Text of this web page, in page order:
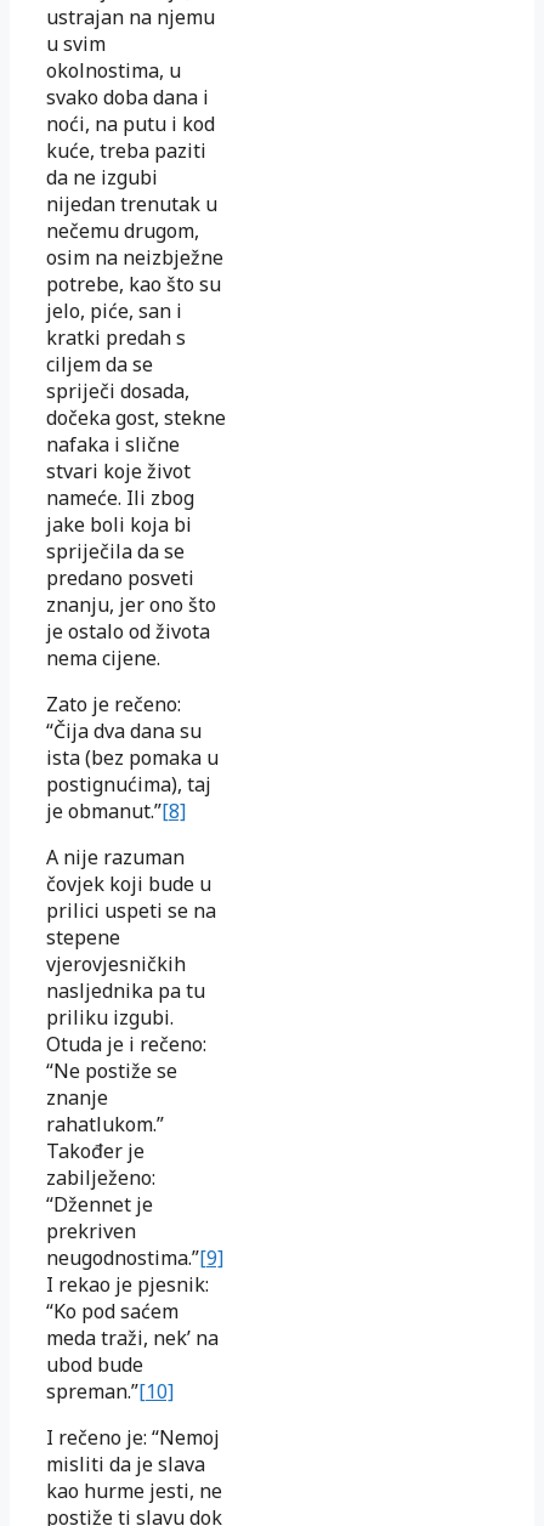
ustrajan na njemu
u svim
okolnostima, u
svako doba dana i
noći, na putu i kod
kuće, treba paziti
da ne izgubi
nijedan trenutak u
nečemu drugom,
osim na neizbježne
potrebe, kao što su
jelo, piće, san i
kratki predah s
ciljem da se
spriječi dosada,
dočeka gost, stekne
nafaka i slične
stvari koje život
nameće. Ili zbog
jake boli koja bi
spriječila da se
predano posveti
znanju, jer ono što
je ostalo od života
nema cijene.
Zato je rečeno:
“Čija dva dana su
ista (bez pomaka u
postignućima), taj
je obmanut.”[8]
A nije razuman
čovjek koji bude u
prilici uspeti se na
stepene
vjerovjesničkih
nasljednika pa tu
priliku izgubi.
Otuda je i rečeno:
“Ne postiže se
znanje
rahatlukom.”
Također je
zabilježeno:
“Džennet je
prekriven
neugodnostima.”[9]
I rekao je pjesnik:
“Ko pod saćem
meda traži, nek’ na
ubod bude
spreman.”[10]
I rečeno je: “Nemoj
misliti da je slava
kao hurme jesti, ne
postiže ti slavu dok